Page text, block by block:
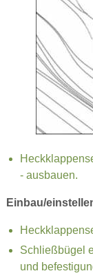
- ausbauen.
Einbau/
Schließbügel
und